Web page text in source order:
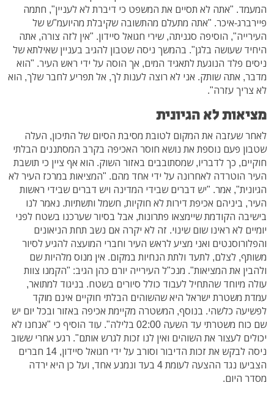
המעמד. "אתה לא תסיים את המשפט כי דיברת לא לעניין", חתמה
פיירברג-איכר. "אתה מתעלם מהתשובה שקיבלת מהיועמ"ש של
העירייה", הוסיפה סגניתה, שירי חגואל סיידון. "אין לזה צורה, אתה
היחיד שעושה בלגן". בהמשך ניסה שטבון להגיב בעניין שאילתא של
ניסים פלד הנוגעת לתאגיד המים, אך הוסה על ידי ראש העיר. "הוא
מדבר, אתה שותק. אני לא רוצה לענות לך, אל תפריע לחבר שלך, הוא
לא צריך עזרה".
מציאות לא הגיונית
לאחר שעזבה את המקום לטובת מסיבת הסיום של התיכון, העלה
שטבון פעם נוספת את נושא חוסר האכיפה בקרב המסתננים הבלתי
חוקיים, כך לדבריו, שמסתובבים באזור השוק. הוא אף ציין כי תושבת
העיר הוטרדה לאחרונה על ידי אחד מהם. "המציאות במרכז העיר לא
הגיונית", אמר. "יש דברים שבידי המדינה ויש דברים שבידי ראשות
העיר, ביניהם אכיפת דירות לא חוקיות, חשמל ותשתיות. נאמר לנו
בישיבה הקודמת שיימצאו פתרונות, אבל בסיור שערכנו בשטח לפני
יומיים לא ראינו שום שינוי. זה לא יקרה אם נשב תחת הניאונים
והפלורוסנטים ואני מציע לראש העיר וחברי המועצה להגיע לסיור
משותף, לצלם, לתעד ולתת הנחיות במקום. אין מנוס מלהיות שם
ולהבין את המציאות". מנכ"ל העירייה יורם כהן הגיב: "הקמנו צוות
עולה מיוחד שהתחיל לעבוד כולל סיורים בשטח. בניגוד למתואר,
עמדת משטרת ישראל היא שהשוהים הבלתי חוקיים אינם מוקד
לפשיעה כלשהי. בנוסף, המשטרה מקיימת אכיפה באזור ובכל יום יש
שם כוח משטרתי עד השעה 02:00 בלילה". עוד הוסיף כי "אנחנו לא
יכולים לעצור את השוהים ואין לנו זכות לגרש אותם". רגע אחרי ששוב
ניסה לבקש את זכות הדיבור וסורב על ידי חגואל סיידון, 14 חברים
הצביעו נגד ההצעה לעומת 4 בעד ונמנע אחד, ועל כן היא ירדה
מסדר היום.